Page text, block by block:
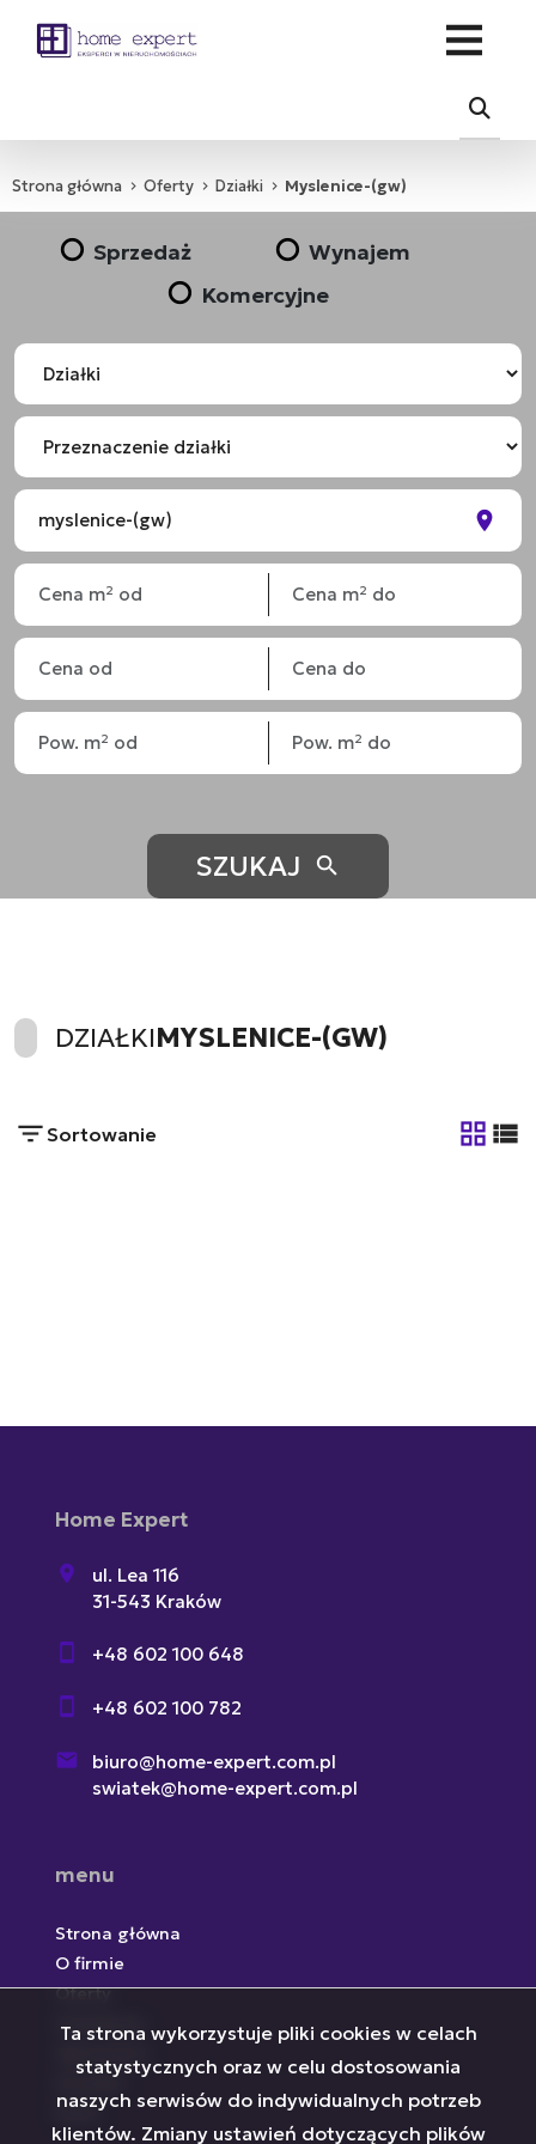
Strona główna Oferty Działki Myslenice-(gw)
Sprzedaż
Wynajem
Komercyjne
SZUKAJ
DZIAŁKIMYSLENICE-(GW)
Sortowanie
tabela
Home Expert
ul. Lea 116
31-543 Kraków
+48 602 100 648
+48 602 100 782
biuro@home-expert.com.pl
swiatek@home-expert.com.pl
menu
Strona główna
O firmie
Oferty
Inwestycje
Kontakt
Rodo
Ta strona wykorzystuje pliki cookies w celach
statystycznych oraz w celu dostosowania
naszych serwisów do indywidualnych potrzeb
klientów. Zmiany ustawień dotyczących plików